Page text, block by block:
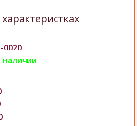
0020
наличии